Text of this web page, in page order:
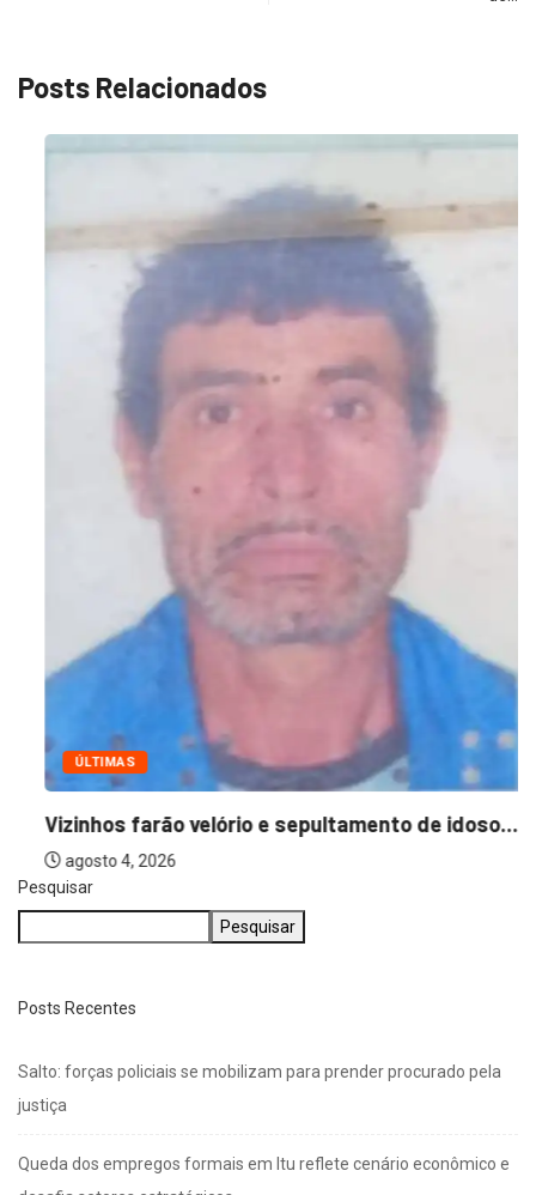
Posts Relacionados
ÚLTIMAS
Vizinhos farão velório e sepultamento de idoso...
agosto 4, 2026
Pesquisar
Pesquisar
Posts Recentes
Salto: forças policiais se mobilizam para prender procurado pela
justiça
Queda dos empregos formais em Itu reflete cenário econômico e